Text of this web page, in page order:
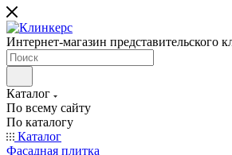
Интернет-магазин представительского
Каталог
По всему сайту
По каталогу
Каталог
Фасадная плитка